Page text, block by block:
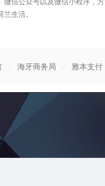
微信公众号以及微信小程序，方
生活。
海牙商务局 雅本支付